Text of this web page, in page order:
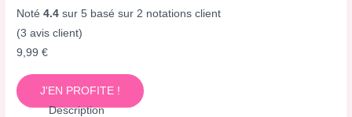
Noté4.4 sur 5 basé sur 2 notations client
(3 avis client)
9,99€
J'EN PROFITE !
Description